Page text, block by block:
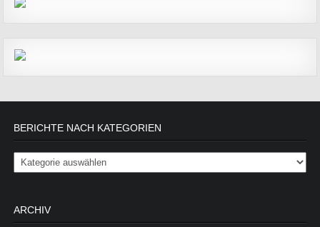
BERICHTE NACH KATEGORIEN
Berichte nach Kategorien
ARCHIV